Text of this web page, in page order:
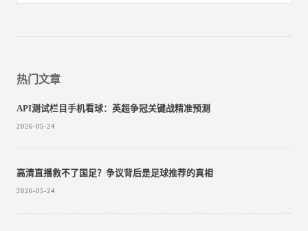
热门文章
API测试栏目手机看球：英超争冠关键战精准预测
2026-05-24
高清直播救不了国足？争议背后是足球推荐的真相
2026-05-24